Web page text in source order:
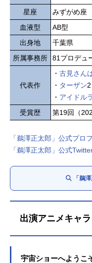
星座
みずがめ座
血液型
AB型
出身地
千葉県
所属事務所
81プロデュ
代表作
・ 古見さん
・ ターザン2
・ アイドル
受賞歴
第19回（
「鵜澤正太郎」公式プロ
「鵜澤正太郎」公式
「鵜
出演アニメキャ
宇宙ショーへようこ